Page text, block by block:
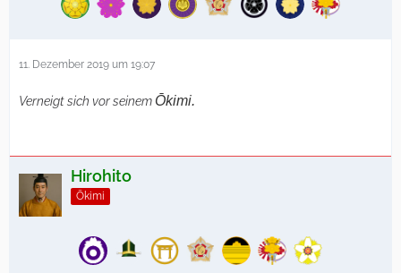
11. Dezember 2019 um 19:07
Verneigt sich vor seinem Ōkimi.
Hirohito
Ōkimi